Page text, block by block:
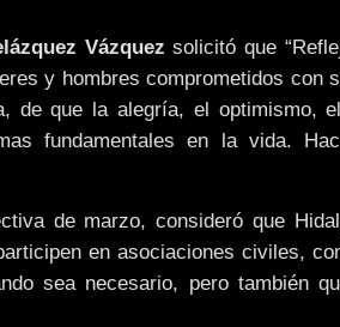
Vázquez solicitó que
y hombres comprometidos con
de que la alegría, el optimismo,
fundamentales en la vida.
de marzo, consideró que
en asociaciones civiles,
sea necesario, pero también